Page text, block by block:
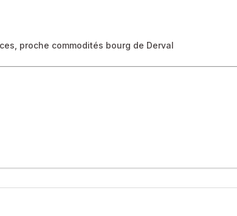
proche commodités bourg de Derval
des commodités, ce beau terrain arboré de 1 292
Un carport existant permet le stationnement de deux